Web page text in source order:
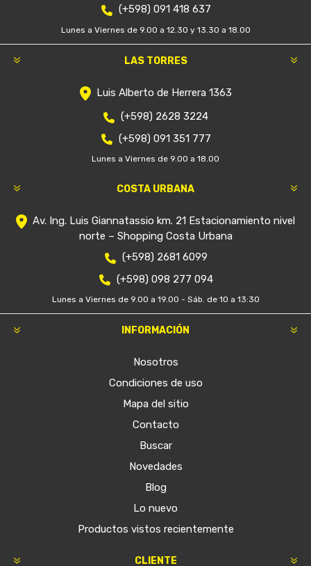
(+598) 091 418 637
Lunes a Viernes de 9.00 a 12.30 y 13.30 a 18.00
LAS TORRES
Luis Alberto de Herrera 1363
(+598) 2628 3224
(+598) 091 351 777
Lunes a Viernes de 9.00 a 18.00
COSTA URBANA
Av. Ing. Luis Giannatassio km. 21 Estacionamiento nivel
norte – Shopping Costa Urbana
(+598) 2681 6099
(+598) 098 277 094
Lunes a Viernes de 9.00 a 19.00 - Sáb. de 10 a 13:30
INFORMACIÓN
Nosotros
Condiciones de uso
Mapa del sitio
Contacto
Buscar
Novedades
Blog
Lo nuevo
Productos vistos recientemente
CLIENTE